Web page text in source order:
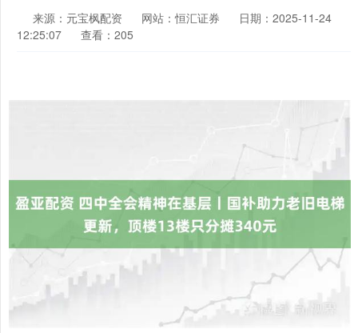
来源：元宝枫配资 网站：恒汇证券
日期：2025-11-24
12:25:07
查看：205